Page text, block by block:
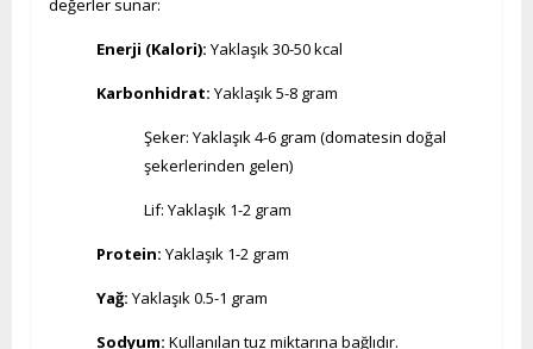
değerler sunar:
Enerji (Kalori): Yaklaşık 30-50 kcal
Karbonhidrat: Yaklaşık 5-8 gram
Şeker: Yaklaşık 4-6 gram (domatesin doğal
şekerlerinden gelen)
Lif: Yaklaşık 1-2 gram
Protein: Yaklaşık 1-2 gram
Yağ: Yaklaşık 0.5-1 gram
Sodyum: Kullanılan tuz miktarına bağlıdır.